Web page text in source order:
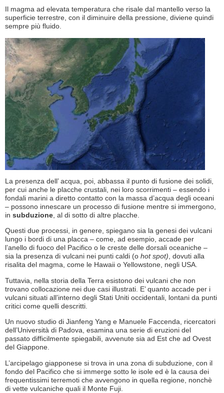
Il magma ad elevata temperatura che risale dal mantello verso la
superficie terrestre, con il diminuire della pressione, diviene quindi
sempre più fluido.
La presenza dell’ acqua, poi, abbassa il punto di fusione dei solidi,
per cui anche le placche crustali, nei loro scorrimenti – essendo i
fondali marini a diretto contatto con la massa d’acqua degli oceani
– possono innescare un processo di fusione mentre si immergono,
in subduzione , al di sotto di altre placche.
Questi due processi, in genere, spiegano sia la genesi dei vulcani
lungo i bordi di una placca – come, ad esempio, accade per
l’anello di fuoco del Pacifico o le creste delle dorsali oceaniche –
sia la presenza di vulcani nei punti caldi (o hot spot), dovuti alla
risalita del magma, come le Hawaii o Yellowstone, negli USA.
Tuttavia, nella storia della Terra esistono dei vulcani che non
trovano collocazione nei due casi illustrati. E’ quanto accade per i
vulcani situati all’interno degli Stati Uniti occidentali, lontani da punti
critici come quelli descritti.
Un nuovo studio di Jianfeng Yang e Manuele Faccenda, ricercatori
dell’Università di Padova, esamina una serie di eruzioni del
passato difficilmente spiegabili, avvenute sia ad Est che ad Ovest
del Giappone.
L’arcipelago giapponese si trova in una zona di subduzione, con il
fondo del Pacifico che si immerge sotto le isole ed è la causa dei
frequentissimi terremoti che avvengono in quella regione, nonchè
di vette vulcaniche quali il Monte Fuji.